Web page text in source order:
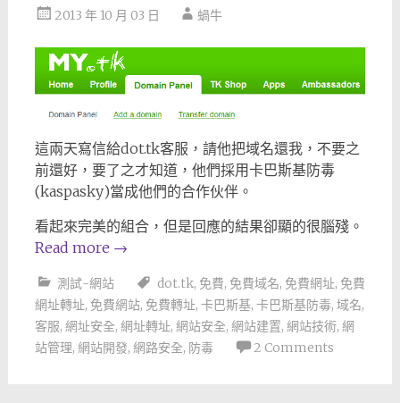
2013 年 10 月 03 日 蝸牛
這兩天寫信給dot.tk客服，請他把域名還我，不要之
前還好，要了之才知道，他們採用卡巴斯基防毒
(kaspasky)當成他們的合作伙伴。
看起來完美的組合，但是回應的結果卻顯的很腦殘。
Read more →
測試-網站 dot.tk, 免費, 免費域名, 免費網址, 免費
網址轉址, 免費網站, 免費轉址, 卡巴斯基, 卡巴斯基防毒, 域名,
客服, 網址安全, 網址轉址, 網站安全, 網站建置, 網站技術, 網
站管理, 網站開發, 網路安全, 防毒 2 Comments